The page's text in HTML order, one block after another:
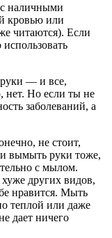
наличными
кровью или
читаются). Если
― и все,
нет. Но если ты не
заболеваний, а
не стоит,
вымыть руки тоже,
с мылом.
других видов,
нравится. Мыть
теплой или даже
дает ничего